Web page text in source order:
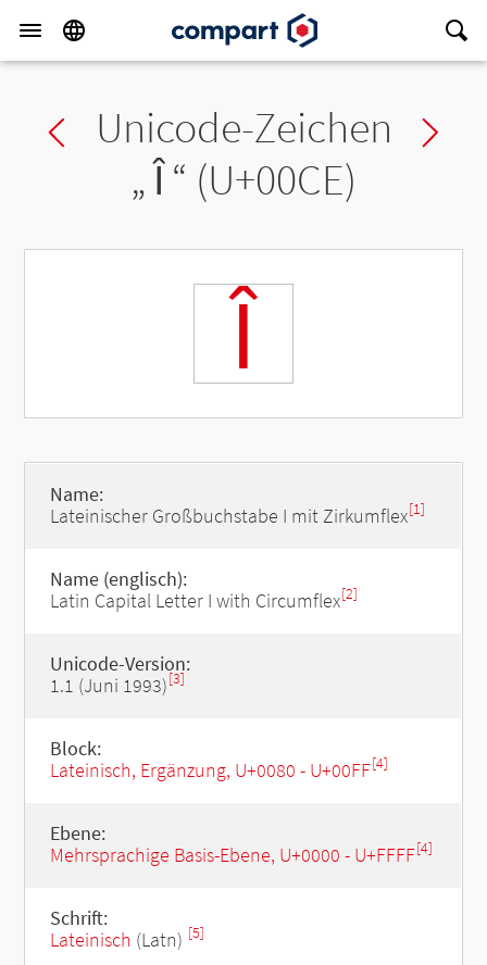
Previous char
Unicode-Zeichen
„Î“ (U+00CE)
Î
Name:
Lateinischer Großbuchstabe I mit Zirkumflex[1]
Name (englisch):
Latin Capital Letter I with Circumflex[2]
Unicode-Version:
1.1 (Juni 1993)[3]
Block:
Lateinisch, Ergänzung, U+0080 - U+00FF[4]
Ebene:
Mehrsprachige Basis-Ebene, U+0000 - U+FFFF[4]
Schrift:
Lateinisch (Latn) [5]